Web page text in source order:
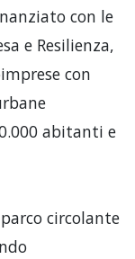
con le
e Resilienza,
con
abitanti e
circolante